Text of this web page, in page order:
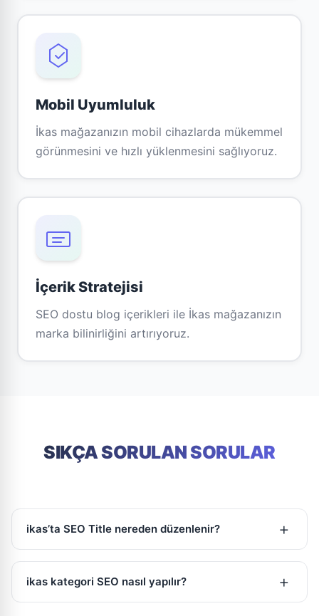
Mobil Uyumluluk
İkas mağazanızın mobil cihazlarda mükemmel
görünmesini ve hızlı yüklenmesini sağlıyoruz.
İçerik Stratejisi
SEO dostu blog içerikleri ile İkas mağazanızın
marka bilinirliğini artırıyoruz.
SIKÇA SORULAN SORULAR
ikas’ta SEO Title nereden düzenlenir? +
ikas kategori SEO nasıl yapılır? +